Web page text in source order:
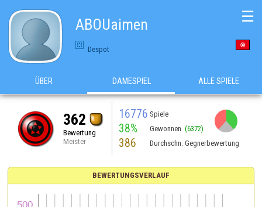
ABOUaimen
Despot
☰
ÜBER DAMESPIEL ALLE SPIELE
362
Bewertung
Meister
16776 Spiele
38% Gewonnen (6372)
386 Durchschn. Gegnerbewertung
BEWERTUNGSVERLAUF